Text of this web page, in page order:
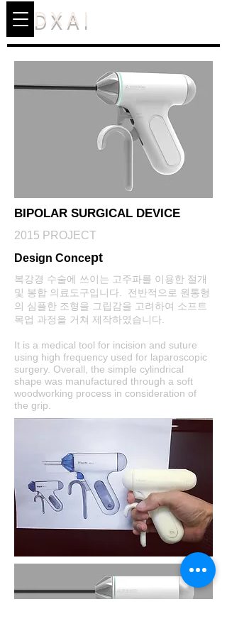
DXAI
BIPOLAR SURGICAL DEVICE
2015 PROJECT
Design Concept
복강경 수술에 쓰이는 고주파를 이용한 절개
및 봉합 의료도구입니다. 전반적으로 원통형
의 심플한 조형을 그립감을 고려하여 소프트
목업 과정을 거쳐 제작하였습니다.
It is a medical tool for incision and suture
using high frequency used for laparoscopic
surgery. Overall, the simple cylindrical
shape was manufactured through a soft
woodworking process in consideration of
the grip.